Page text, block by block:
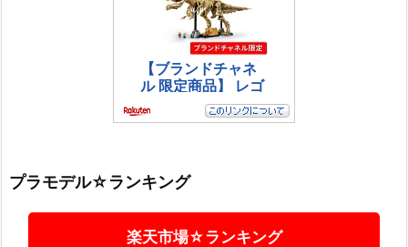
プラモデル☆ランキング
楽天市場☆ランキング